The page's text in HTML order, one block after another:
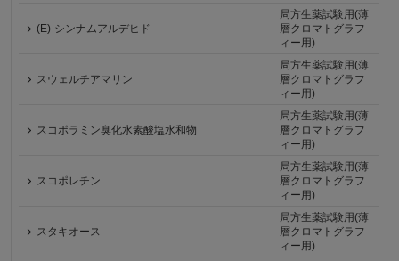
(E)-シンナムアルデヒド
局方生薬試験用(薄
層クロマトグラフ
ィー用)
スウェルチアマリン
局方生薬試験用(薄
層クロマトグラフ
ィー用)
スコポラミン臭化水素酸塩水和物
局方生薬試験用(薄
層クロマトグラフ
ィー用)
スコポレチン
局方生薬試験用(薄
層クロマトグラフ
ィー用)
スタキオース
局方生薬試験用(薄
層クロマトグラフ
ィー用)